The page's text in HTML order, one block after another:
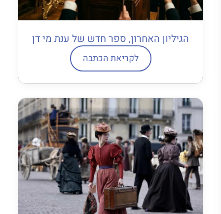
הגיליון האחרון, ספר חדש של ענת מי דן
לקריאת הכתבה